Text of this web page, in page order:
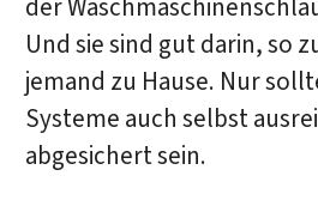
der
Und sie sind gut darin, so
jemand zu Hause. Nur
Systeme auch selbst
abgesichert sein.